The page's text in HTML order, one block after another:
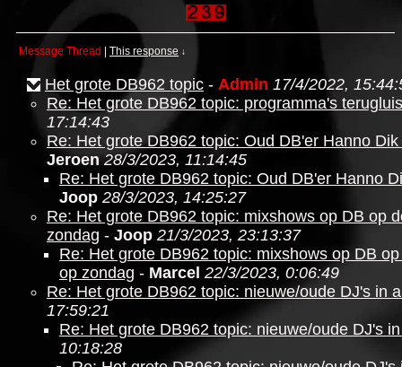
Message Thread This response ↓
Het grote DB962 topic - Admin 17/4/2022,
Re: Het grote DB962 topic: programma's
17:14:43
Re: Het grote DB962 topic: Oud DB'er Hanno
Jeroen 28/3/2023, 11:14:45
Re: Het grote DB962 topic: Oud DB'er Hanno
Joop 28/3/2023, 14:25:27
Re: Het grote DB962 topic: mixshows op DB op
zondag - Joop 21/3/2023, 23:13:37
Re: Het grote DB962 topic: mixshows op DB
op zondag - Marcel 22/3/2023, 0:06:49
Re: Het grote DB962 topic: nieuwe/oude DJ's in
17:59:21
Re: Het grote DB962 topic: nieuwe/oude DJ's
10:18:28